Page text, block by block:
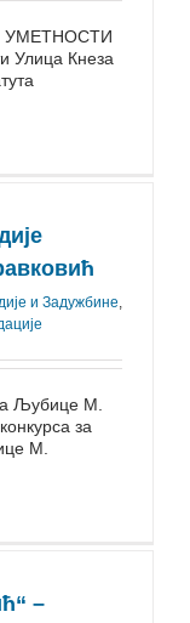
УМЕТНОСТИ
Улица Кнеза
и Задужбине,
Љубице М.
за
М.
–